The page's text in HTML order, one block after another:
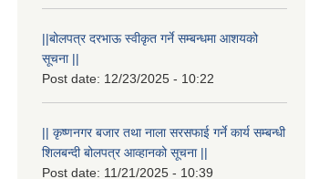
||बोलपत्र दरभाऊ स्वीकृत गर्ने सम्बन्धमा आशयको
सूचना ||
Post date: 12/23/2025 - 10:22
|| कृष्णनगर बजार तथा नाला सरसफाई गर्ने कार्य सम्बन्धी
शिलबन्दी बोलपत्र आव्हानको सूचना ||
Post date: 11/21/2025 - 10:39